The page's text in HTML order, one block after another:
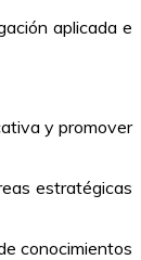
aplicada e
y promover
estratégicas
conocimientos